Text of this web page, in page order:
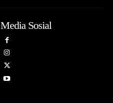
Media Sosial